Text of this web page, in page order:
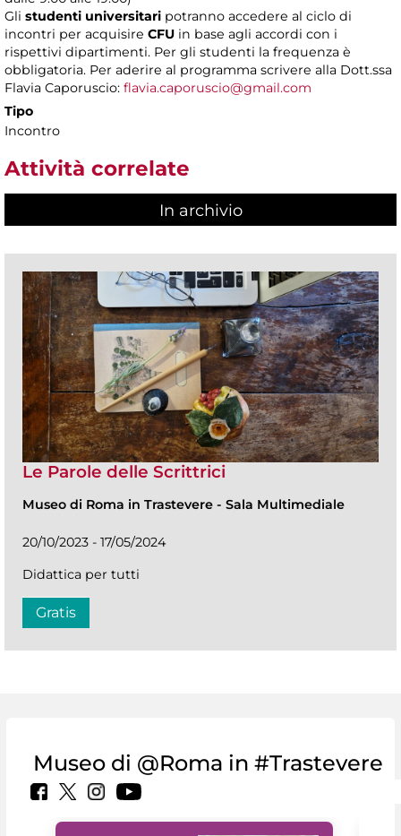
Gli studenti universitari potranno accedere al ciclo di
incontri per acquisire CFU in base agli accordi con i
rispettivi dipartimenti. Per gli studenti la frequenza è
obbligatoria. Per aderire al programma scrivere alla Dott.ssa
Flavia Caporuscio: flavia.caporuscio@gmail.com
Tipo
Incontro
Attività correlate
In archivio
Le Parole delle Scrittrici
Museo di Roma in Trastevere - Sala Multimediale
20/10/2023 - 17/05/2024
Didattica per tutti
Gratis
Museo di @Roma in #Trastevere